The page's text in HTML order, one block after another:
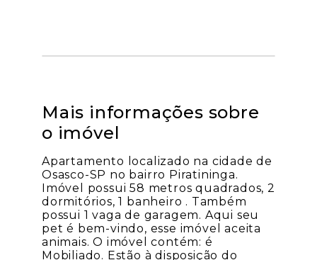
Mais informações sobre
o imóvel
Apartamento localizado na cidade de
Osasco-SP no bairro Piratininga.
Imóvel possui 58 metros quadrados, 2
dormitórios, 1 banheiro . Também
possui 1 vaga de garagem. Aqui seu
pet é bem-vindo, esse imóvel aceita
animais. O imóvel contém: é
Mobiliado. Estão à disposição do